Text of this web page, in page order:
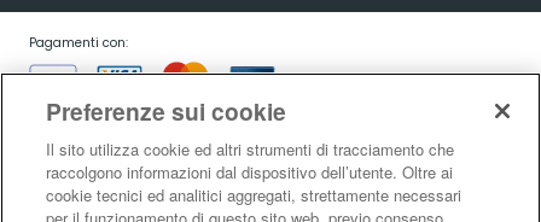
Pagamenti con:
Garanzia:
Preferenze sui cookie
Il sito utilizza cookie ed altri strumenti di tracciamento che
raccolgono informazioni dal dispositivo dell’utente. Oltre ai
cookie tecnici ed analitici aggregati, strettamente necessari